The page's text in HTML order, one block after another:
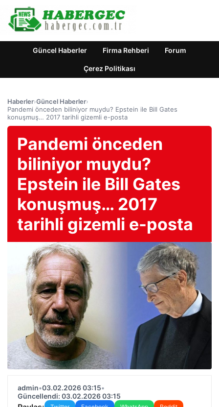
Güncel Haberler Firma Rehberi Forum
Çerez Politikası
Haberler›Güncel Haberler›
Pandemi önceden biliniyor muydu? Epstein ile Bill Gates
konuşmuş… 2017 tarihli gizemli e-posta
Pandemi önceden
biliniyor muydu?
Epstein ile Bill Gates
konuşmuş… 2017
tarihli gizemli e-posta
admin•03.02.2026 03:15•
Güncellendi: 03.02.2026 03:15